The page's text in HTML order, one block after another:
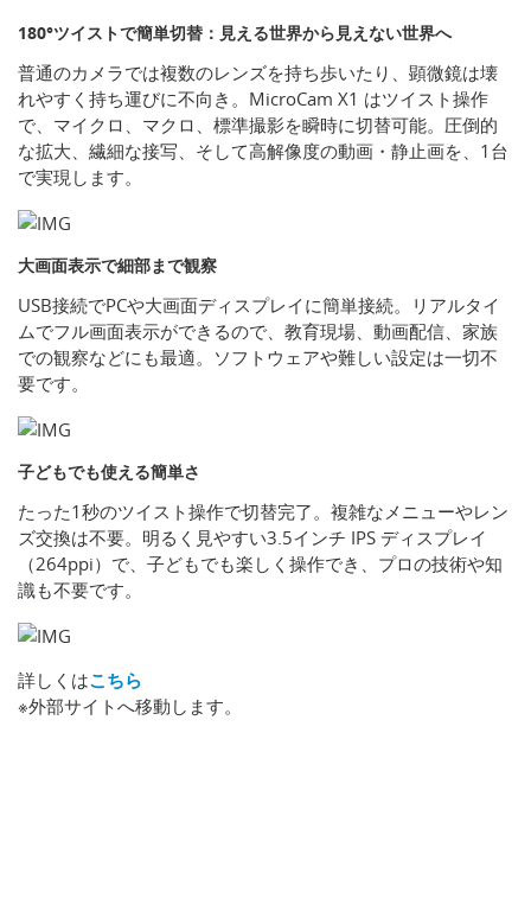
180°ツイストで簡単切替：見える世界から見えない世界へ
普通のカメラでは複数のレンズを持ち歩いたり、顕微鏡は壊
れやすく持ち運びに不向き。MicroCam X1 はツイスト操作
で、マイクロ、マクロ、標準撮影を瞬時に切替可能。圧倒的
な拡大、繊細な接写、そして高解像度の動画・静止画を、1台
で実現します。
大画面表示で細部まで観察
USB接続でPCや大画面ディスプレイに簡単接続。リアルタイ
ムでフル画面表示ができるので、教育現場、動画配信、家族
での観察などにも最適。ソフトウェアや難しい設定は一切不
要です。
子どもでも使える簡単さ
たった1秒のツイスト操作で切替完了。複雑なメニューやレン
ズ交換は不要。明るく見やすい3.5インチ IPS ディスプレイ
（264ppi）で、子どもでも楽しく操作でき、プロの技術や知
識も不要です。
詳しくはこちら
※外部サイトへ移動します。